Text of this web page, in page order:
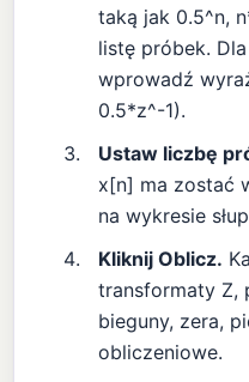
taką jak 0.5^n,
listę próbek.
wprowadź
0.5*z^-1).
Ustaw liczbę
x[n] ma zostać
na wykresie
Kliknij Oblicz.
transformaty Z,
bieguny, zera,
obliczeniowe.